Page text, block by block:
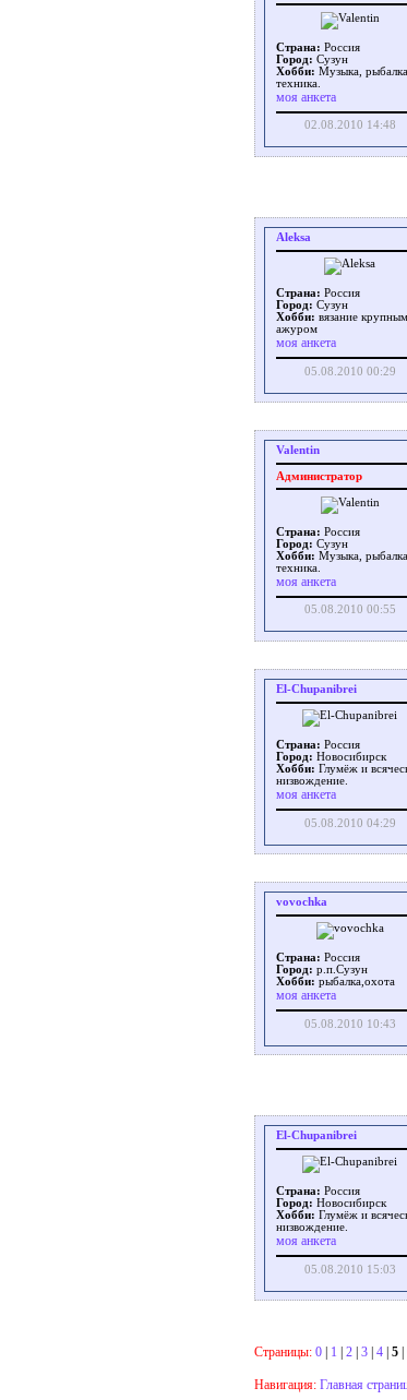
Страна: Россия
Город: Сузун
Хобби: Музыка, рыбалка,
техника.
моя анкета
02.08.2010 14:48
Aleksa
Страна: Россия
Город: Сузун
Хобби: вязание крупным
ажуром
моя анкета
05.08.2010 00:29
Valentin
Администратор
Страна: Россия
Город: Сузун
Хобби: Музыка, рыбалка,
техника.
моя анкета
05.08.2010 00:55
El-Chupanibrei
Страна: Россия
Город: Новосибирск
Хобби: Глумёж и
низвождение.
моя анкета
05.08.2010 04:29
vovochka
Страна: Россия
Город: р.п.Сузун
Хобби: рыбалка,охота
моя анкета
05.08.2010 10:43
El-Chupanibrei
Страна: Россия
Город: Новосибирск
Хобби: Глумёж и
низвождение.
моя анкета
05.08.2010 15:03
Страницы: 0 1 2 3 4 5
Навигация: Главная